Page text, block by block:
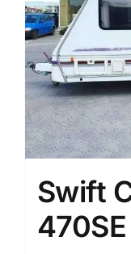
Swift
470SE